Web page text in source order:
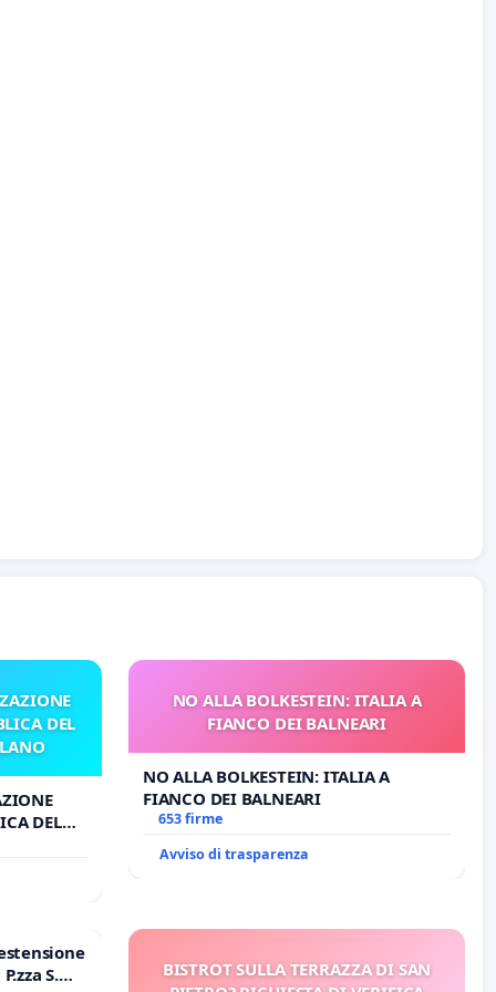
DEL
DEL
NO ALLA BOLKESTEIN: ITALIA A
FIANCO DEI BALNEARI
NO ALLA BOLKESTEIN: ITALIA A
FIANCO DEI BALNEARI
653 firme
Avviso di trasparenza
S.
BISTROT SULLA TERRAZZA DI SAN